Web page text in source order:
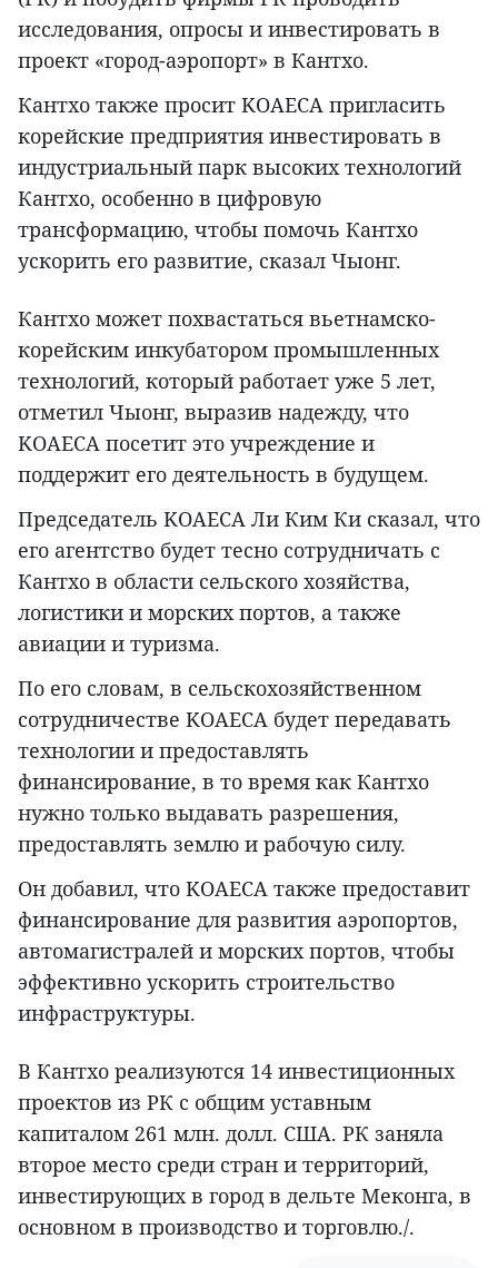
исследования, опросы и инвестировать в
проект «город-аэропорт» в Кантхо.
Кантхо также просит KOAECA пригласить
корейские предприятия инвестировать в
индустриальный парк высоких технологий
Кантхо, особенно в цифровую
трансформацию, чтобы помочь Кантхо
ускорить его развитие, сказал Чыонг.
Кантхо может похвастаться вьетнамско-
корейским инкубатором промышленных
технологий, который работает уже 5 лет,
отметил Чыонг, выразив надежду, что
KOAECA посетит это учреждение и
поддержит его деятельность в будущем.
Председатель KOAECA Ли Ким Ки сказал, что
его агентство будет тесно сотрудничать с
Кантхо в области сельского хозяйства,
логистики и морских портов, а также
авиации и туризма.
По его словам, в сельскохозяйственном
сотрудничестве KOAECA будет передавать
технологии и предоставлять
финансирование, в то время как Кантхо
нужно только выдавать разрешения,
предоставлять землю и рабочую силу.
Он добавил, что KOAECA также предоставит
финансирование для развития аэропортов,
автомагистралей и морских портов, чтобы
эффективно ускорить строительство
инфраструктуры.
В Кантхо реализуются 14 инвестиционных
проектов из РК с общим уставным
капиталом 261 млн. долл. США. РК заняла
второе место среди стран и территорий,
инвестирующих в город в дельте Меконга, в
основном в производство и торговлю./.